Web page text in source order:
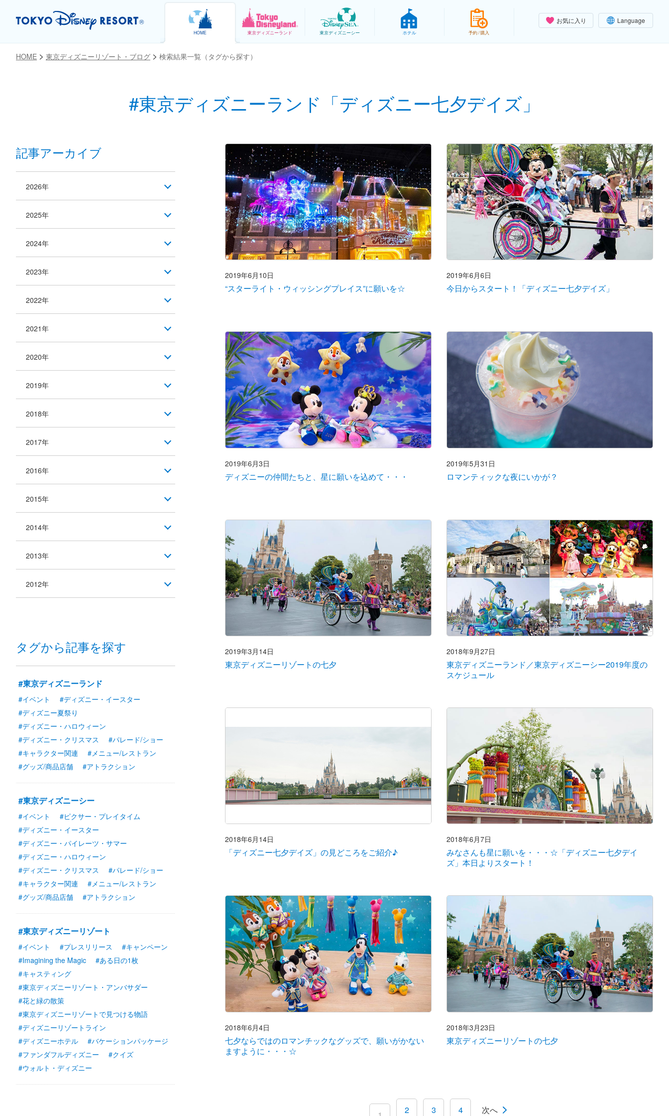
お気に入り Language
HOME 東京ディズニーランド 東京ディズニーシー ホテル 予約 / 購入
HOME 東京ディズニーリゾート・ブログ 検索結果一覧（タグから探す）
#東京ディズニーランド「ディズニー七夕デイズ」
2019年6月10日
“スターライト・ウィッシングプレイス”に願いを☆
2019年6月6日
今日からスタート！「ディズニー七夕デイズ」
2019年6月3日
ディズニーの仲間たちと、星に願いを込めて・・・
2019年5月31日
ロマンティックな夜にいかが？
2019年3月14日
東京ディズニーリゾートの七夕
2018年9月27日
東京ディズニーランド／東京ディズニーシー2019年度の
スケジュール
2018年6月14日
「ディズニー七夕デイズ」の見どころをご紹介♪
2018年6月7日
みなさんも星に願いを・・・☆「ディズニー七夕デイ
ズ」本日よりスタート！
2018年6月4日
七夕ならではのロマンチックなグッズで、願いがかない
ますように・・・☆
2018年3月23日
東京ディズニーリゾートの七夕
2 3 4 次へ
記事アーカイブ
2026年
2025年
2024年
2023年
2022年
2021年
2020年
2019年
2018年
2017年
2016年
2015年
2014年
2013年
2012年
タグから記事を探す
#東京ディズニーランド
#イベント
#ディズニー・イースター
#ディズニー夏祭り
#ディズニー・ハロウィーン
#ディズニー・クリスマス
#パレード/ショー
#キャラクター関連
#メニュー/レストラン
#グッズ/商品店舗
#アトラクション
#東京ディズニーシー
#イベント
#ピクサー・プレイタイム
#ディズニー・イースター
#ディズニー・パイレーツ・サマー
#ディズニー・ハロウィーン
#ディズニー・クリスマス
#パレード/ショー
#キャラクター関連
#メニュー/レストラン
#グッズ/商品店舗
#アトラクション
#東京ディズニーリゾート
#イベント #プレスリリース
#キャンペーン
#Imagining the Magic
#ある日の1枚
#キャスティング
#東京ディズニーリゾート・アンバサダー
#花と緑の散策
#東京ディズニーリゾートで見つける物語
#ディズニーリゾートライン
#ディズニーホテル
#バケーションパッケージ
#ファンダフルディズニー
#クイズ
#ウォルト・ディズニー